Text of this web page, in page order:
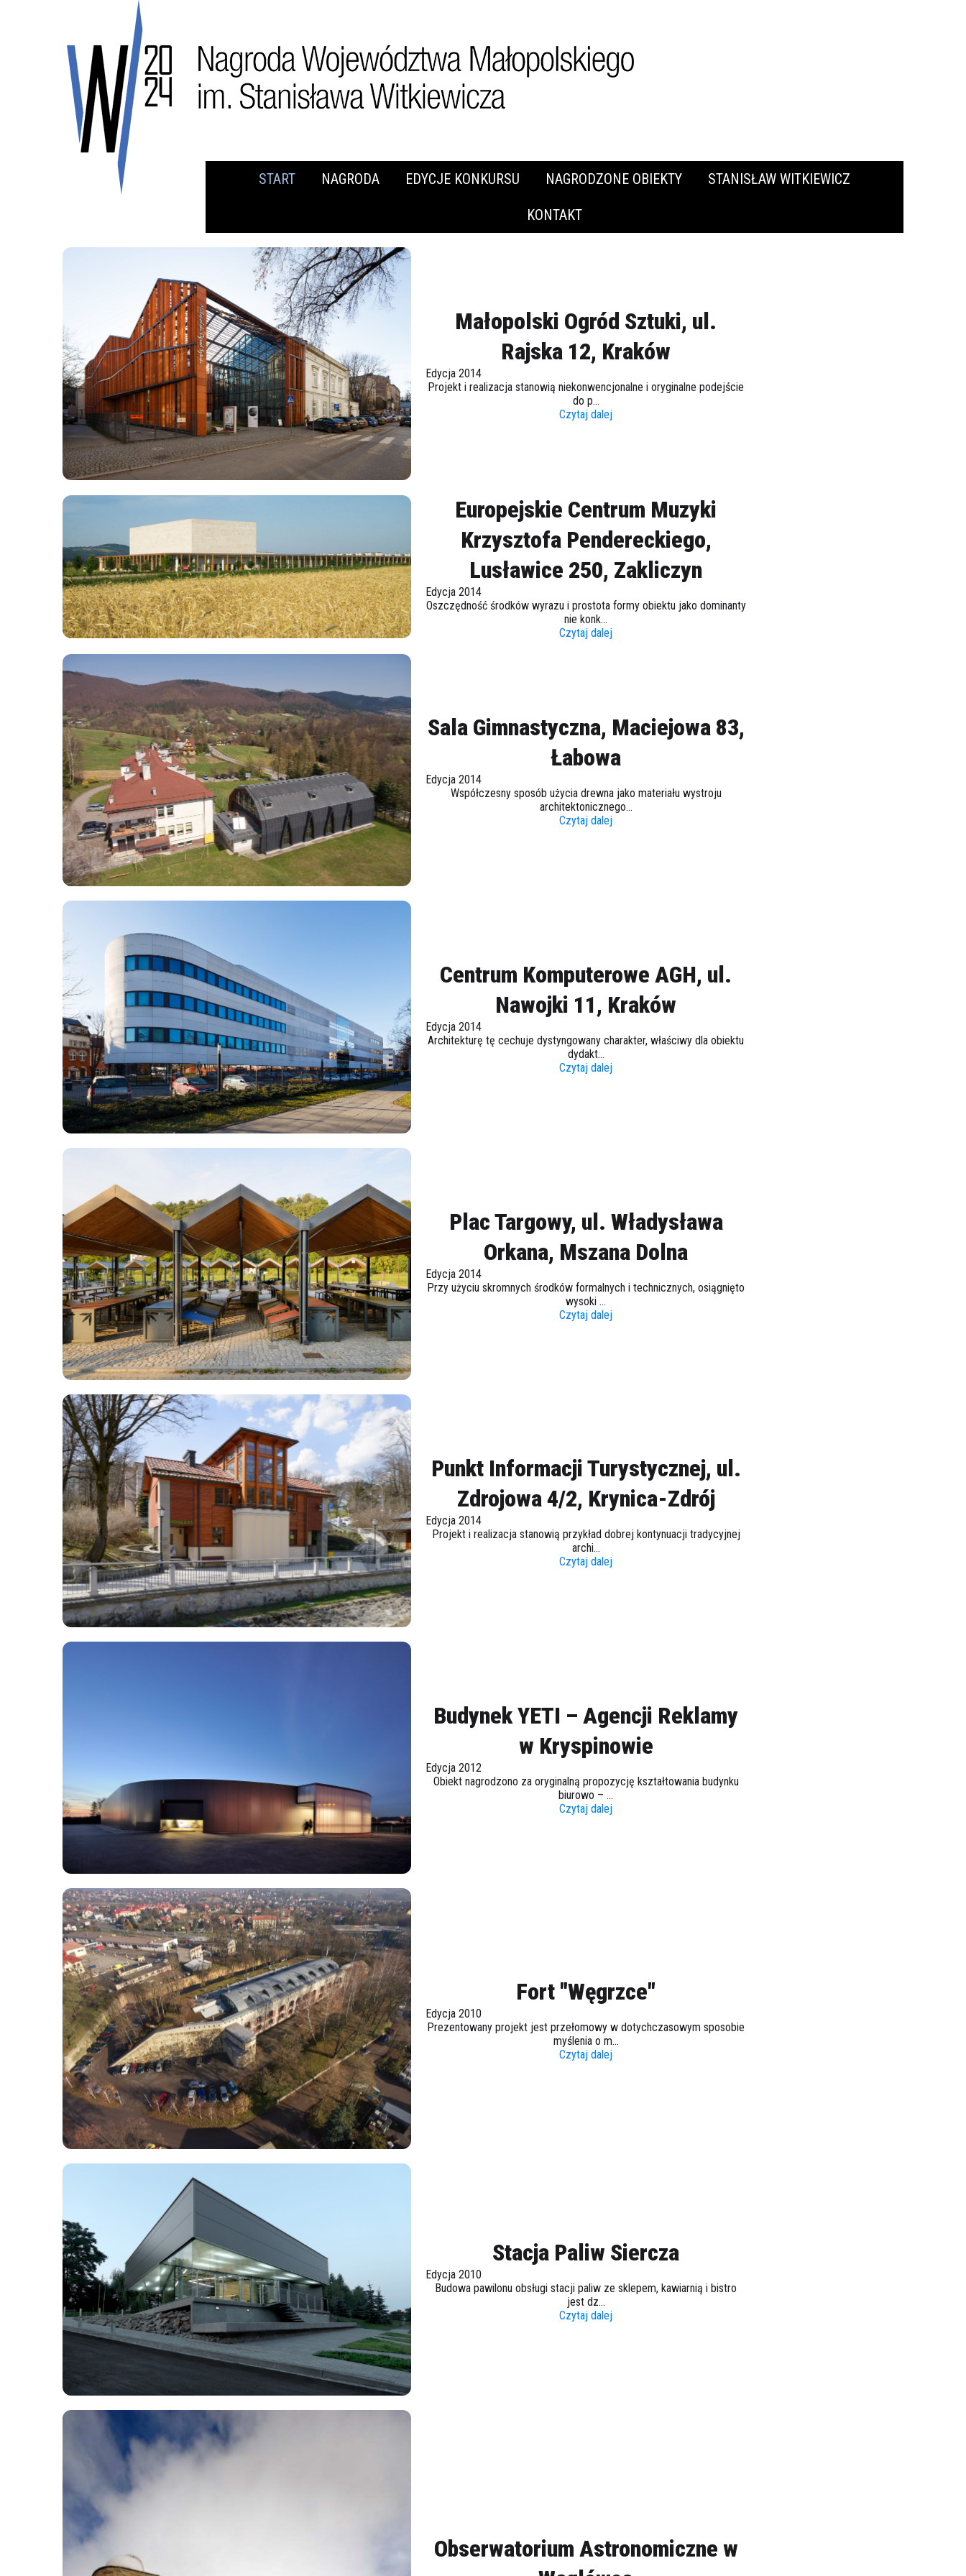
START NAGRODA EDYCJE KONKURSU NAGRODZONE OBIEKTY STANISŁAW WITKIEWICZ
KONTAKT
Małopolski Ogród Sztuki, ul.
Rajska 12, Kraków
Edycja 2014
Projekt i realizacja stanowią niekonwencjonalne i oryginalne podejście
do p...
Czytaj dalej
Europejskie Centrum Muzyki
Krzysztofa Pendereckiego,
Lusławice 250, Zakliczyn
Edycja 2014
Oszczędność środków wyrazu i prostota formy obiektu jako dominanty
nie konk...
Czytaj dalej
Sala Gimnastyczna, Maciejowa 83,
Łabowa
Edycja 2014
Współczesny sposób użycia drewna jako materiału wystroju
architektonicznego...
Czytaj dalej
Centrum Komputerowe AGH, ul.
Nawojki 11, Kraków
Edycja 2014
Architekturę tę cechuje dystyngowany charakter, właściwy dla obiektu
dydakt...
Czytaj dalej
Plac Targowy, ul. Władysława
Orkana, Mszana Dolna
Edycja 2014
Przy użyciu skromnych środków formalnych i technicznych, osiągnięto
wysoki ...
Czytaj dalej
Punkt Informacji Turystycznej, ul.
Zdrojowa 4/2, Krynica-Zdrój
Edycja 2014
Projekt i realizacja stanowią przykład dobrej kontynuacji tradycyjnej
archi...
Czytaj dalej
Budynek YETI – Agencji Reklamy
w Kryspinowie
Edycja 2012
Obiekt nagrodzono za oryginalną propozycję kształtowania budynku
biurowo – ...
Czytaj dalej
Fort "Węgrzce"
Edycja 2010
Prezentowany projekt jest przełomowy w dotychczasowym sposobie
myślenia o m...
Czytaj dalej
Stacja Paliw Siercza
Edycja 2010
Budowa pawilonu obsługi stacji paliw ze sklepem, kawiarnią i bistro
jest dz...
Czytaj dalej
Obserwatorium Astronomiczne w